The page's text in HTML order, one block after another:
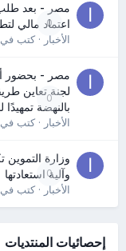
0
مصر - بعد طلب
اعتماد مالي
الأخبار· كتب في
0
مصر - بحضور
لجنة تعاين
بالنهضة تمهيدًا
الأخبار· كتب في
0
وزارة التموين
وآلية استعادتها
الأخبار· كتب في
إحصائيات المنتديات